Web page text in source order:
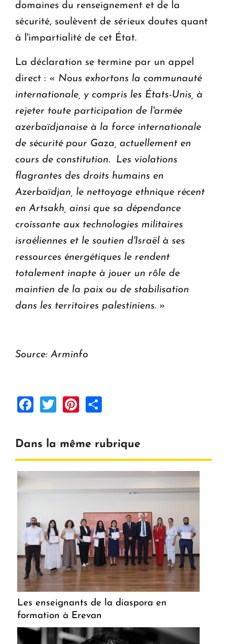
domaines du renseignement et de la
sécurité, soulèvent de sérieux doutes quant
à l'impartialité de cet État.
La déclaration se termine par un appel
direct : « Nous exhortons la communauté
internationale, y compris les États-Unis, à
rejeter toute participation de l'armée
azerbaïdjanaise à la force internationale
de sécurité pour Gaza, actuellement en
cours de constitution. Les violations
flagrantes des droits humains en
Azerbaïdjan, le nettoyage ethnique récent
en Artsakh, ainsi que sa dépendance
croissante aux technologies militaires
israéliennes et le soutien d'Israël à ses
ressources énergétiques le rendent
totalement inapte à jouer un rôle de
maintien de la paix ou de stabilisation
dans les territoires palestiniens. »
Source: Arminfo
Facebook
TwitterPinterest
Dans la même rubrique
Les enseignants de la diaspora en
formation à Erevan